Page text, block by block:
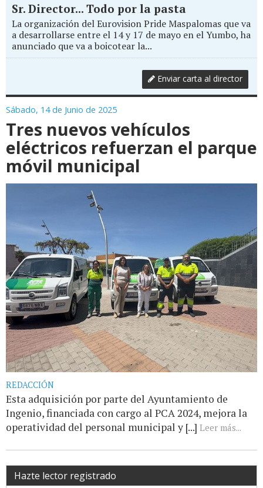
Sr. Director... Todo por la pasta
La organización del Eurovision Pride Maspalomas que va
a desarrollarse entre el 14 y 17 de mayo en el Yumbo, ha
anunciado que va a boicotear la...
Enviar carta al director
Sábado, 14 de Junio de 2025
Tres nuevos vehículos
eléctricos refuerzan el parque
móvil municipal
REDACCIÓN
Esta adquisición por parte del Ayuntamiento de
Ingenio, financiada con cargo al PCA 2024, mejora la
operatividad del personal municipal y [...] Leer más...
Hazte lector registrado